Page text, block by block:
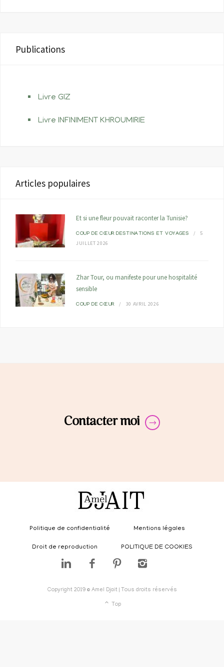
Publications
Livre GIZ
Livre INFINIMENT KHROUMIRIE
Articles populaires
Et si une fleur pouvait raconter la Tunisie?
COUP DE CŒUR DESTINATIONS ET VOYAGES
5
JUILLET 2026
Zhar Tour, ou manifeste pour une hospitalité
sensible
COUP DE CŒUR 30 AVRIL 2026
Contacter moi
Politique de confidentialité Mentions légales
Droit de reproduction POLITIQUE DE COOKIES
Copyright 2019 © Amel Djait | Tous droits réservés
Top